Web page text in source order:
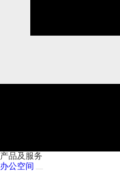
产品及服务
办公空间